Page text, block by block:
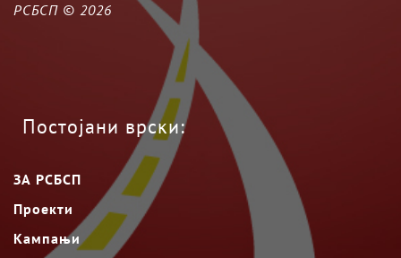
РСБСП © 2026
Постојани врски:
ЗА РСБСП
Проекти
Кампањи